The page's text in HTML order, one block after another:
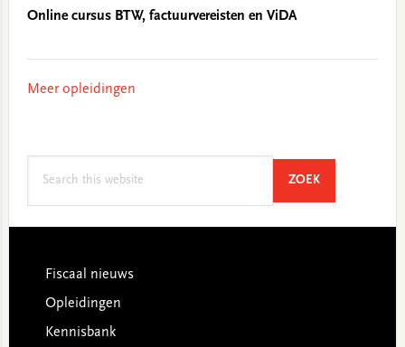
Online cursus BTW, factuurvereisten en ViDA
Meer opleidingen
ZOEKSEARCH
Footer
Fiscaal nieuws
Opleidingen
Kennisbank